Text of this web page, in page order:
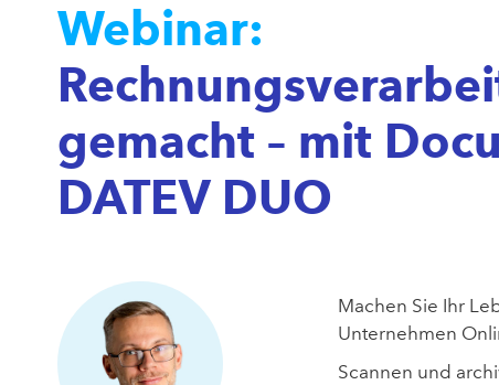
Webinar:
gemacht – mit
DATEV DUO
Machen Sie Ihr
Unternehmen
Scannen und